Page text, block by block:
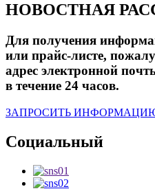
НОВОСТНАЯ
Для получения
или прайс-листе,
адрес электронной
в течение 24 часов.
ЗАПРОСИТЬ
Социальный